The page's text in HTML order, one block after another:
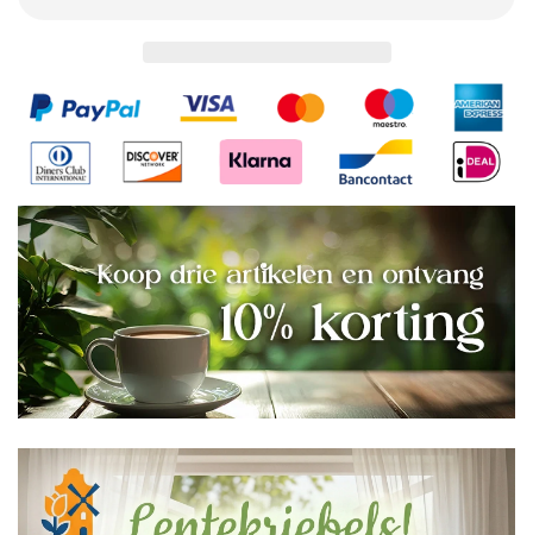
Spat
Spatscherm
&amp;
Vershouddeksel
|
BPA-
Vrij
&amp;
Hittebestendig
Spat
Spatscherm
&amp;
Vershouddeksel
|
BPA-
Vrij
&amp;
Hittebestendig